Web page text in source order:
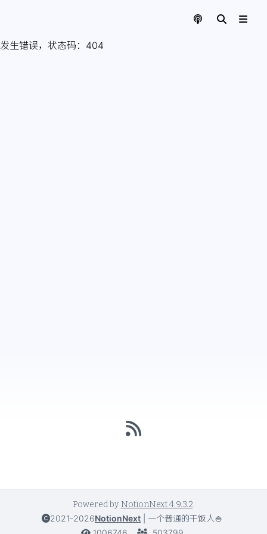
发生错误，状态码： 404
Powered by NotionNext4.9.3.2.
2021-2026NotionNext
一个普通的干饭人🍚